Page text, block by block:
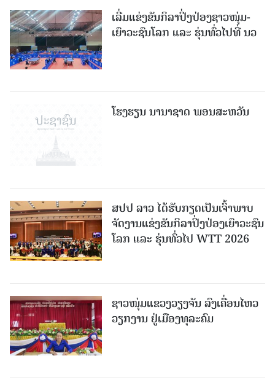
ເລີ່ມແຂ່ງຂັນກິລາປິ່ງປ່ອງຊາວໜຸ່ມ-
ເຍົາວະຊົນໂລກ ແລະ ຮຸ່ນທົ່ວໄປທີ່ ນວ
ໂຮງຮຽນ ນານາຊາດ ພອນສະຫວັນ
ສປປ ລາວ ໄດ້ຮັບກຽດເປັນເຈົ້າພາບ
ຈັດງານແຂ່ງຂັນກິລາປິ່ງປ່ອງເຍົາວະຊົນ
ໂລກ ແລະ ຮຸ່ນທົ່ວໄປ WTT 2026
ຊາວໜຸ່ມແຂວງວຽງຈັນ ລົງເຄື່ອນໄຫວ
ວຽກງານ ຢູ່ເມືອງທຸລະຄົມ